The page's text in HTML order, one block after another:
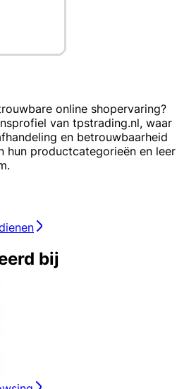
online shopervaring?
van tpstrading.nl, waar
en betrouwbaarheid
hun productcategorieën en leer
bij